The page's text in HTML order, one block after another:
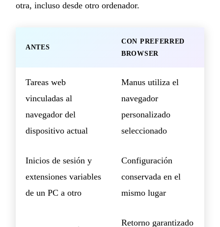
otra, incluso desde otro ordenador.
ANTES
CON PREFERRED
BROWSER
Tareas web
vinculadas al
navegador del
dispositivo actual
Manus utiliza el
navegador
personalizado
seleccionado
Inicios de sesión y
extensiones variables
de un PC a otro
Configuración
conservada en el
mismo lugar
Retorno garantizado